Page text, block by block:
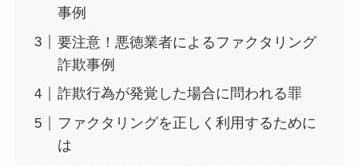
事例
要注意！悪徳業者によるファクタリング
詐欺事例
詐欺行為が発覚した場合に問われる罪
ファクタリングを正しく利用するために
は